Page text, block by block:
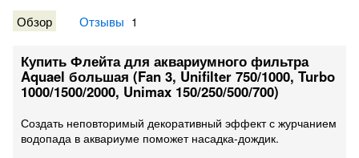
Обзор Отзывы 1
Купить Флейта для аквариумного фильтра
Aquael большая (Fan 3, Unifilter 750/1000, Turbo
1000/1500/2000, Unimax 150/250/500/700)
​Создать неповторимый декоративный эффект с журчанием
водопада в аквариуме поможет насадка-дождик.